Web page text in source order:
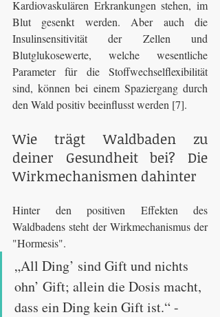
Kardiovaskulären Erkrankungen stehen, im
Blut gesenkt werden. Aber auch die
Insulinsensitivität der Zellen und
Blutglukosewerte, welche wesentliche
Parameter für die Stoffwechselflexibilität
sind, können bei einem Spaziergang durch
den Wald positiv beeinflusst werden [7].
Wie trägt Waldbaden zu
deiner Gesundheit bei? Die
Wirkmechanismen dahinter
Hinter den positiven Effekten des
Waldbadens steht der Wirkmechanismus der
"Hormesis".
„All Ding’ sind Gift und nichts
ohn’ Gift; allein die Dosis macht,
dass ein Ding kein Gift ist.“ -